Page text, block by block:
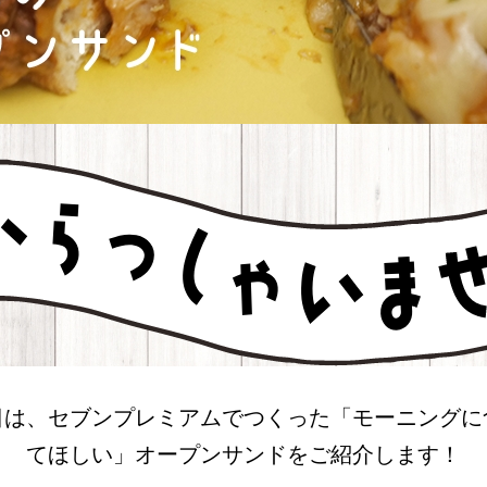
、セブンプレミアムでつくった「モーニング
てほしい」オープンサンドをご紹介します！